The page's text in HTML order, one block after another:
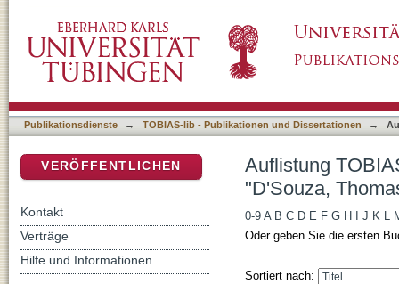
Publikationsdienste → TOBIAS-lib - Publikationen und Dissertationen →
Auflistung
"D'Souza,
0-9 A B C D E F G H J K L
Oder geben Sie die ersten
Sortiert nach:
VERÖFFENTLICHEN
Kontakt
Verträge
Hilfe und Informationen